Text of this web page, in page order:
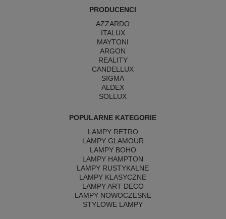
PRODUCENCI
AZZARDO
ITALUX
MAYTONI
ARGON
REALITY
CANDELLUX
SIGMA
ALDEX
SOLLUX
POPULARNE KATEGORIE
LAMPY RETRO
LAMPY GLAMOUR
LAMPY BOHO
LAMPY HAMPTON
LAMPY RUSTYKALNE
LAMPY KLASYCZNE
LAMPY ART DECO
LAMPY NOWOCZESNE
STYLOWE LAMPY